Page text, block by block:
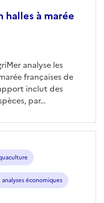
halles à marée
analyse les
françaises de
inclut des
par…
économiques